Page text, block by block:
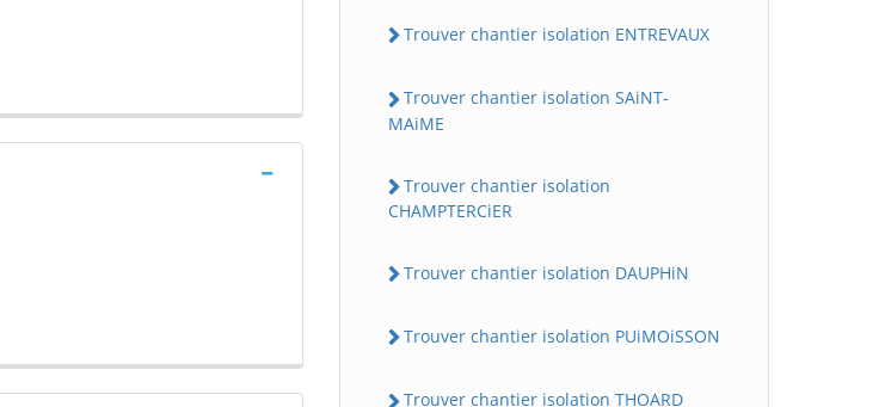
Trouver chantier isolation ENTREVAUX
Trouver chantier isolation SAiNT-
MAiME
Trouver chantier isolation
CHAMPTERCiER
Trouver chantier isolation DAUPHiN
Trouver chantier isolation PUiMOiSSON
Trouver chantier isolation THOARD